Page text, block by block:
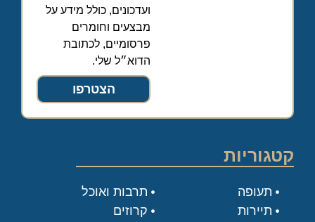
ועדכונים, כולל מידע על
מבצעים וחומרים
פרסומיים, לכתובת
הדוא״ל שלי.
הצטרפו
קטגוריות
תעופה
תיירות
תרבות ואוכל
קרוזים